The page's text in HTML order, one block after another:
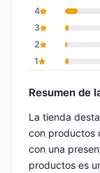
4
3
2
1
Resumen de
La tienda
con productos
con una
productos es